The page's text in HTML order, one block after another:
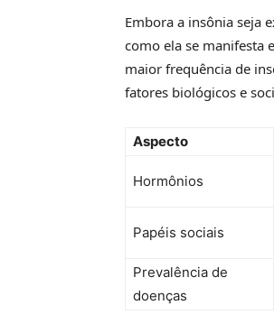
Embora a insônia seja
como ela se manifesta
maior frequência de
fatores biológicos e
Aspecto
Hormônios
Papéis sociais
Prevalência de
doenças